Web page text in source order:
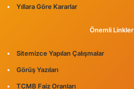
Yıllara Göre Kararlar
Önemli Linkler
Sitemizce Yapılan Çalışmalar
Görüş Yazıları
TCMB Faiz Oranları